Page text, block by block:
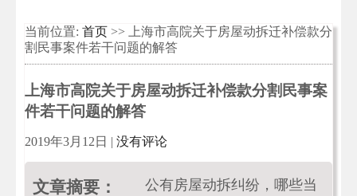
当前位置: 首页 >> 上海市高院关于房屋动拆迁补偿款分
割民事案件若干问题的解答
上海市高院关于房屋动拆迁补偿款分割民事案
件若干问题的解答
2019年3月12日 | 没有评论
文章摘要：
公有房屋动拆纠纷，哪些当